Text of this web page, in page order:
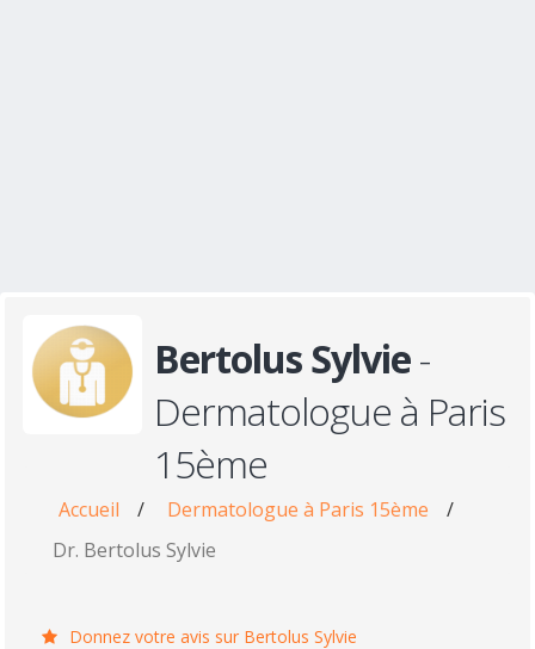
Bertolus Sylvie-
Dermatologue à Paris
15ème
Accueil / Dermatologue à Paris 15ème
/
Dr. Bertolus Sylvie
Donnez votre avis sur Bertolus Sylvie